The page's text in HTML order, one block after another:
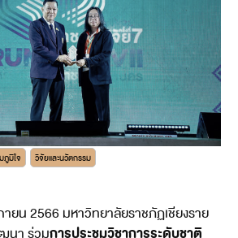
ภูมิใจ วิจัยและนวัตกรรม
ยน 2566 มหาวิทยาลัยราชภัฏเชียงราย